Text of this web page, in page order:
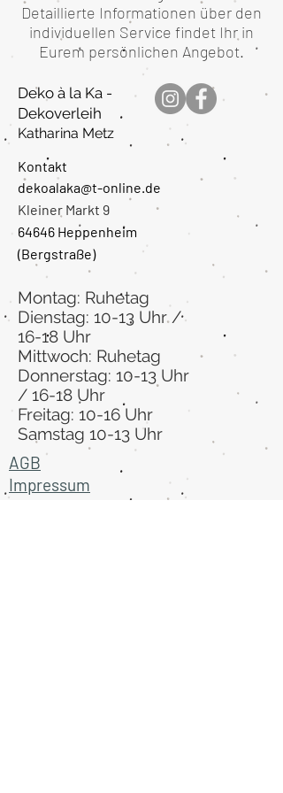
Detaillierte Informationen über den
individuellen Service findet Ihr in
Eurem persönlichen Angebot.
Deko à la Ka -
Dekoverleih
Katharina Metz
Kontakt
dekoalaka@t-online.de
Kleiner Markt 9
64646 Heppenheim
(Bergstraße)
Montag: Ruhetag
Dienstag: 10-13 Uhr /
16-18 Uhr
Mittwoch: Ruhetag
Donnerstag: 10-13 Uhr
/ 16-18 Uhr
Freitag: 10-16 Uhr
Samstag 10-13 Uhr
AGB
Impressum